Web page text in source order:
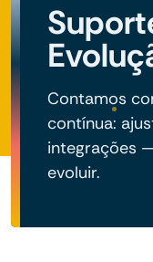
Contamos
contínua:
integrações
evoluir.